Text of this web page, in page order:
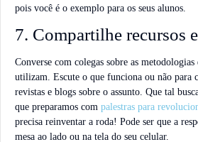
pois você é o exemplo para os seus alunos.
7. Compartilhe recursos
Converse com colegas sobre as metodologias
utilizam. Escute o que funciona ou não para
revistas e blogs sobre o assunto. Que tal
que preparamos com palestras para
precisa reinventar a roda! Pode ser que a
mesa ao lado ou na tela do seu celular.